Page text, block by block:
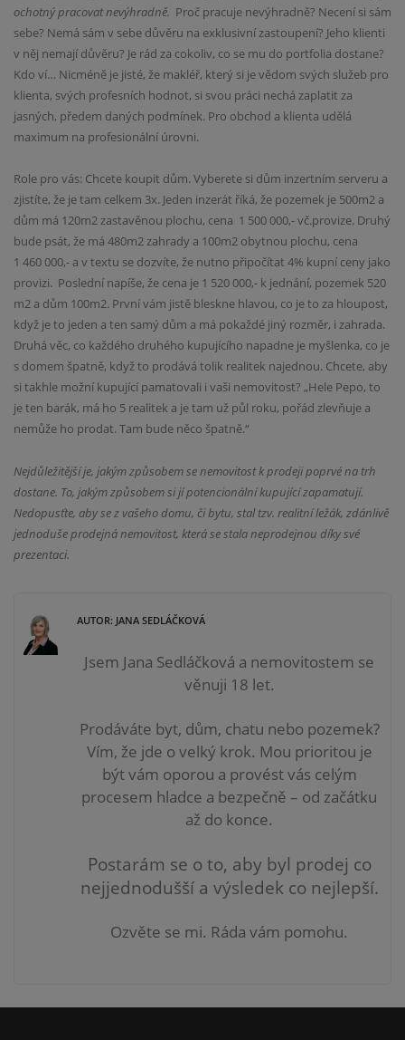
ochotný pracovat nevýhradně. Proč pracuje nevýhradně? Necení si sám
sebe? Nemá sám v sebe důvěru na exklusivní zastoupení? Jeho klienti
v něj nemají důvěru? Je rád za cokoliv, co se mu do portfolia dostane?
Kdo ví… Nicméně je jisté, že makléř, který si je vědom svých služeb pro
klienta, svých profesních hodnot, si svou práci nechá zaplatit za
jasných, předem daných podmínek. Pro obchod a klienta udělá
maximum na profesionální úrovni.
Role pro vás: Chcete koupit dům. Vyberete si dům inzertním serveru a
zjistíte, že je tam celkem 3x. Jeden inzerát říká, že pozemek je 500m2 a
dům má 120m2 zastavěnou plochu, cena 1 500 000,- vč.provize. Druhý
bude psát, že má 480m2 zahrady a 100m2 obytnou plochu, cena
1 460 000,- a v textu se dozvíte, že nutno připočítat 4% kupní ceny jako
provizi. Poslední napíše, že cena je 1 520 000,- k jednání, pozemek 520
m2 a dům 100m2. První vám jistě bleskne hlavou, co je to za hloupost,
když je to jeden a ten samý dům a má pokaždé jiný rozměr, i zahrada.
Druhá věc, co každého druhého kupujícího napadne je myšlenka, co je
s domem špatně, když to prodává tolik realitek najednou. Chcete, aby
si takhle možní kupující pamatovali i vaši nemovitost? „Hele Pepo, to
je ten barák, má ho 5 realitek a je tam už půl roku, pořád zlevňuje a
nemůže ho prodat. Tam bude něco špatně.“
Nejdůležitější je, jakým způsobem se nemovitost k prodeji poprvé na trh
dostane. To, jakým způsobem si jí potencionální kupující zapamatují.
Nedopusťte, aby se z vašeho domu, či bytu, stal tzv. realitní ležák, zdánlivě
jednoduše prodejná nemovitost, která se stala neprodejnou díky své
prezentaci.
AUTOR: JANA SEDLÁČKOVÁ
Jsem Jana Sedláčková a nemovitostem se
věnuji 18 let.
Prodáváte byt, dům, chatu nebo pozemek?
Vím, že jde o velký krok. Mou prioritou je
být vám oporou a provést vás celým
procesem hladce a bezpečně – od začátku
až do konce.
Postarám se o to, aby byl prodej co
nejjednodušší a výsledek co nejlepší.
Ozvěte se mi. Ráda vám pomohu.